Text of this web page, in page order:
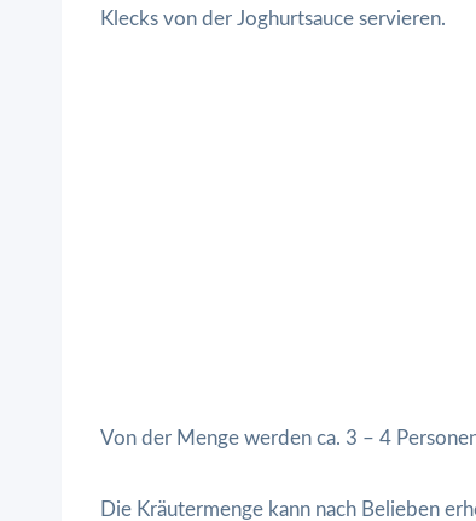
Klecks von der Joghurtsauce servieren.
Von der Menge werden ca. 3 – 4
Die Kräutermenge kann nach Belieben